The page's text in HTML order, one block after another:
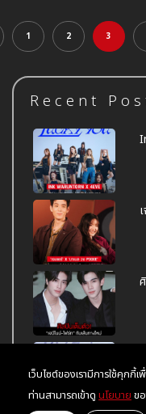
1 2 3
Recent
เว็บไซต์ของเรามีการใช้คุก
ท่านสามารถเข้าดู นโยบายข